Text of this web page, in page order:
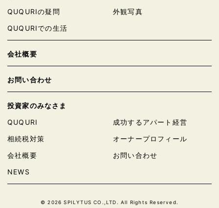
QUQURIの疑問
外観写真
QUQURIでの生活
会社概要
お問い合わせ
投資家のみなさま
QUQURI
成功するアパート経営
相続税対策
オーナープロフィール
会社概要
お問い合わせ
NEWS
© 2026 SPILYTUS CO.,LTD. All Rights Reserved.